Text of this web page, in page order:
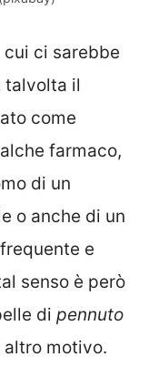
ci sarebbe
talvolta il
come
farmaco,
di un
o anche di un
e
senso è però
di pennuto
motivo.